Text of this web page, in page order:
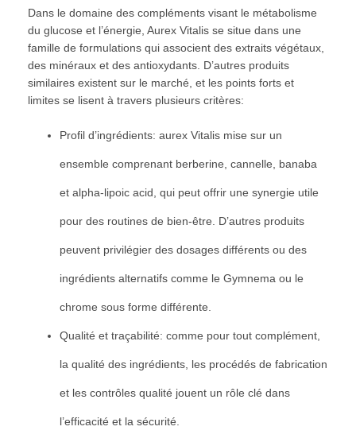
Dans le domaine des compléments visant le métabolisme
du glucose et l’énergie, Aurex Vitalis se situe dans une
famille de formulations qui associent des extraits végétaux,
des minéraux et des antioxydants. D’autres produits
similaires existent sur le marché, et les points forts et
limites se lisent à travers plusieurs critères:
Profil d’ingrédients: aurex Vitalis mise sur un
ensemble comprenant berberine, cannelle, banaba
et alpha-lipoic acid, qui peut offrir une synergie utile
pour des routines de bien-être. D’autres produits
peuvent privilégier des dosages différents ou des
ingrédients alternatifs comme le Gymnema ou le
chrome sous forme différente.
Qualité et traçabilité: comme pour tout complément,
la qualité des ingrédients, les procédés de fabrication
et les contrôles qualité jouent un rôle clé dans
l’efficacité et la sécurité.